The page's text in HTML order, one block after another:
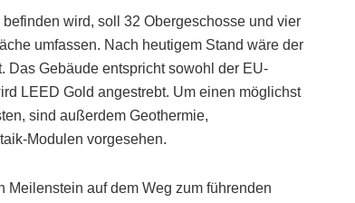
wird, soll 32 Obergeschosse und vier
umfassen. Nach heutigem Stand wäre der
Das Gebäude entspricht sowohl der EU-
LEED Gold angestrebt. Um einen möglichst
sind außerdem Geothermie,
Modulen vorgesehen.
Meilenstein auf dem Weg zum führenden